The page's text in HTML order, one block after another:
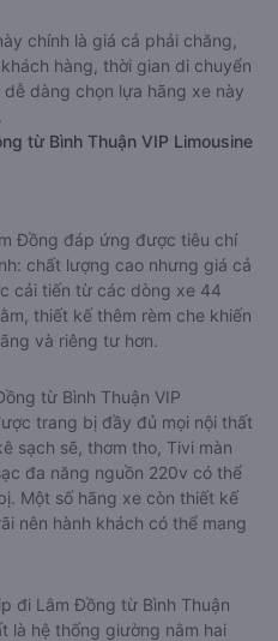
chính là giá cả phải chăng,
hàng, thời gian di chuyển
dàng chọn lựa hãng xe này
từ Bình Thuận VIP Limousine
Đồng đáp ứng được tiêu chí
chất lượng cao nhưng giá cả
cải tiến từ các dòng xe 44
thiết kế thêm rèm che khiến
và riêng tư hơn.
từ Bình Thuận VIP
trang bị đầy đủ mọi nội thất
sạch sẽ, thơm tho, Tivi màn
đa năng nguồn 220v có thể
Một số hãng xe còn thiết kế
nên hành khách có thể mang
đi Lâm Đồng từ Bình Thuận
là hệ thống giường nằm hai